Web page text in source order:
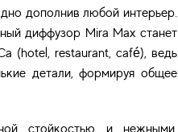
дополнив любой интерьер.
диффузор Mira Max станет
(hotel, restaurant, café), ведь
детали, формируя общее
стойкостью и нежными,